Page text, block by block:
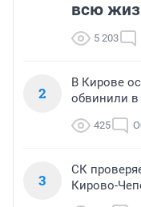
всю
5 203
2
В Кирове
обвинили
425
3
СК
Кирово-